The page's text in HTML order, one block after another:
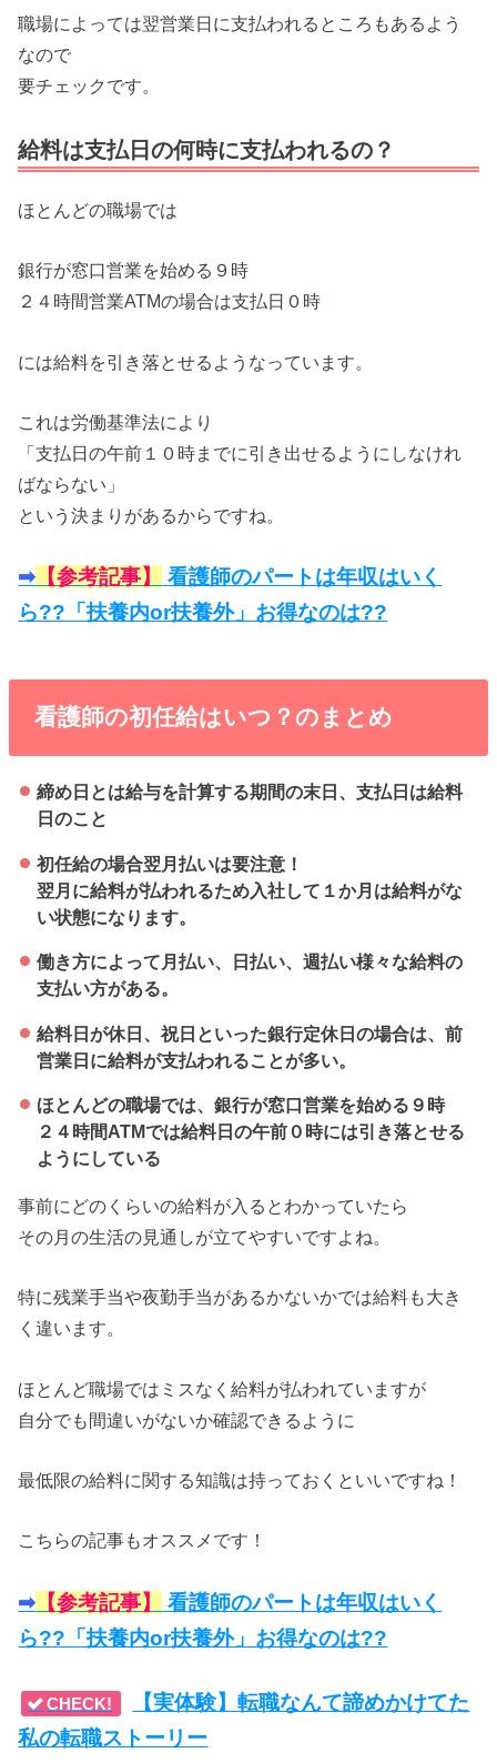
職場によっては翌営業日に支払われるところもあるよう
なので
要チェックです。
給料は支払日の何時に支払われるの？
ほとんどの職場では
銀行が窓口営業を始める９時
２４時間営業ATMの場合は支払日０時
には給料を引き落とせるようなっています。
これは労働基準法により
「支払日の午前１０時までに引き出せるようにしなけれ
ばならない」
という決まりがあるからですね。
➡︎ 【参考記事】
看護師のパートは年収はいく
ら??「扶養内or扶養外」お得なのは??
看護師の初任給はいつ？のまとめ
締め日とは給与を計算する期間の末日、支払日は給料
日のこと
初任給の場合翌月払いは要注意！
翌月に給料が払われるため入社して１か月は給料がな
い状態になります。
働き方によって月払い、日払い、週払い様々な給料の
支払い方がある。
給料日が休日、祝日といった銀行定休日の場合は、前
営業日に給料が支払われることが多い。
ほとんどの職場では、銀行が窓口営業を始める９時
２４時間ATMでは給料日の午前０時には引き落とせる
ようにしている
事前にどのくらいの給料が入るとわかっていたら
その月の生活の見通しが立てやすいですよね。
特に残業手当や夜勤手当があるかないかでは給料も大き
く違います。
ほとんど職場ではミスなく給料が払われていますが
自分でも間違いがないか確認できるように
最低限の給料に関する知識は持っておくといいですね！
こちらの記事もオススメです！
➡︎ 【参考記事】
看護師のパートは年収はいく
ら??「扶養内or扶養外」お得なのは??
CHECK!
【実体験】転職なんて諦めかけてた
私の転職ストーリー